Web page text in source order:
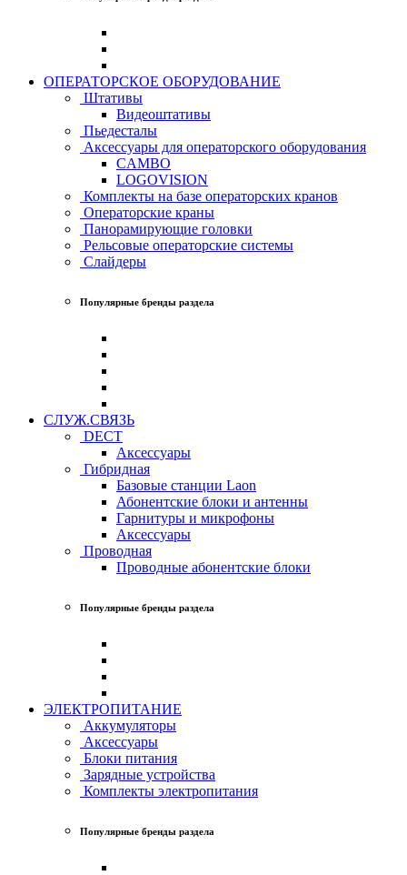
ОПЕРАТОРСКОЕ ОБОРУДОВАНИЕ
Штативы
Видеоштативы
Пьедесталы
Аксессуары для операторского оборудования
CAMBO
LOGOVISION
Комплекты на базе операторских кранов
Операторские краны
Панорамирующие головки
Рельсовые операторские системы
Слайдеры
Популярные бренды раздела
СЛУЖ.СВЯЗЬ
DECT
Аксессуары
Гибридная
Базовые станции Laon
Абонентские блоки и антенны
Гарнитуры и микрофоны
Аксессуары
Проводная
Проводные абонентские блоки
Популярные бренды раздела
ЭЛЕКТРОПИТАНИЕ
Аккумуляторы
Аксессуары
Блоки питания
Зарядные устройства
Комплекты электропитания
Популярные бренды раздела